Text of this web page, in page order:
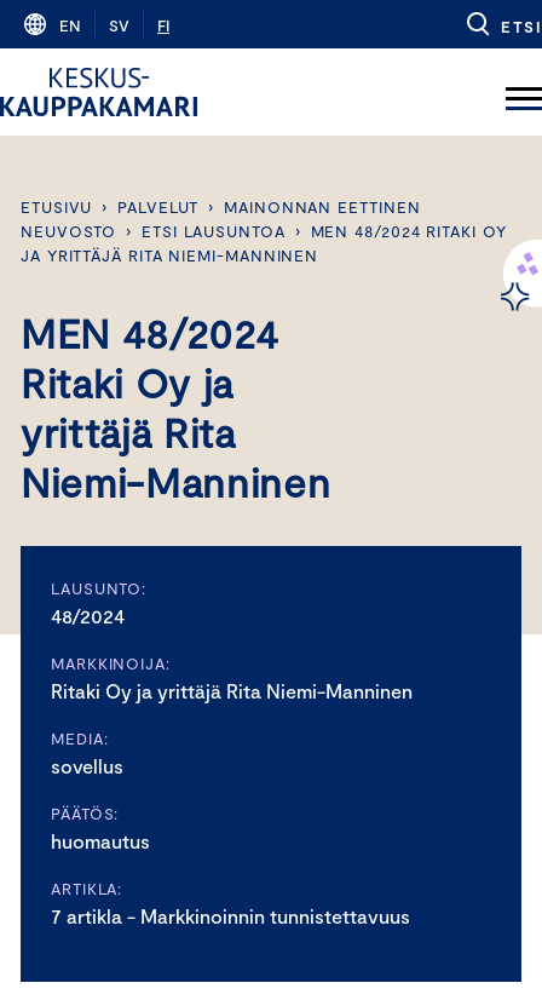
Skip
content
EN SV FI ETSI
ETUSIVU › PALVELUT ›
MAINONNAN EETTINEN
NEUVOSTO
› ETSI LAUSUNTOA ›
MEN 48/2024 RITAKI OY
JA YRITTÄJÄ RITA NIEMI-MANNINEN
MEN 48/2024
Ritaki Oy ja
yrittäjä Rita
Niemi-Manninen
LAUSUNTO:
48/2024
MARKKINOIJA:
Ritaki Oy ja yrittäjä Rita Niemi-Manninen
MEDIA:
sovellus
PÄÄTÖS:
huomautus
ARTIKLA:
7 artikla - Markkinoinnin tunnistettavuus